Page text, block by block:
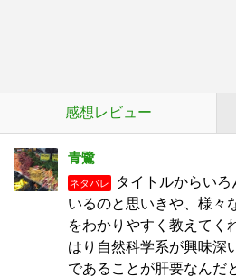
感想レビュー
青鷺
ネタバレ
タイトルからい
いるのと思いきや、様々
をわかりやすく教えてく
はり自然科学系が興味深
であることが肝要なんだ